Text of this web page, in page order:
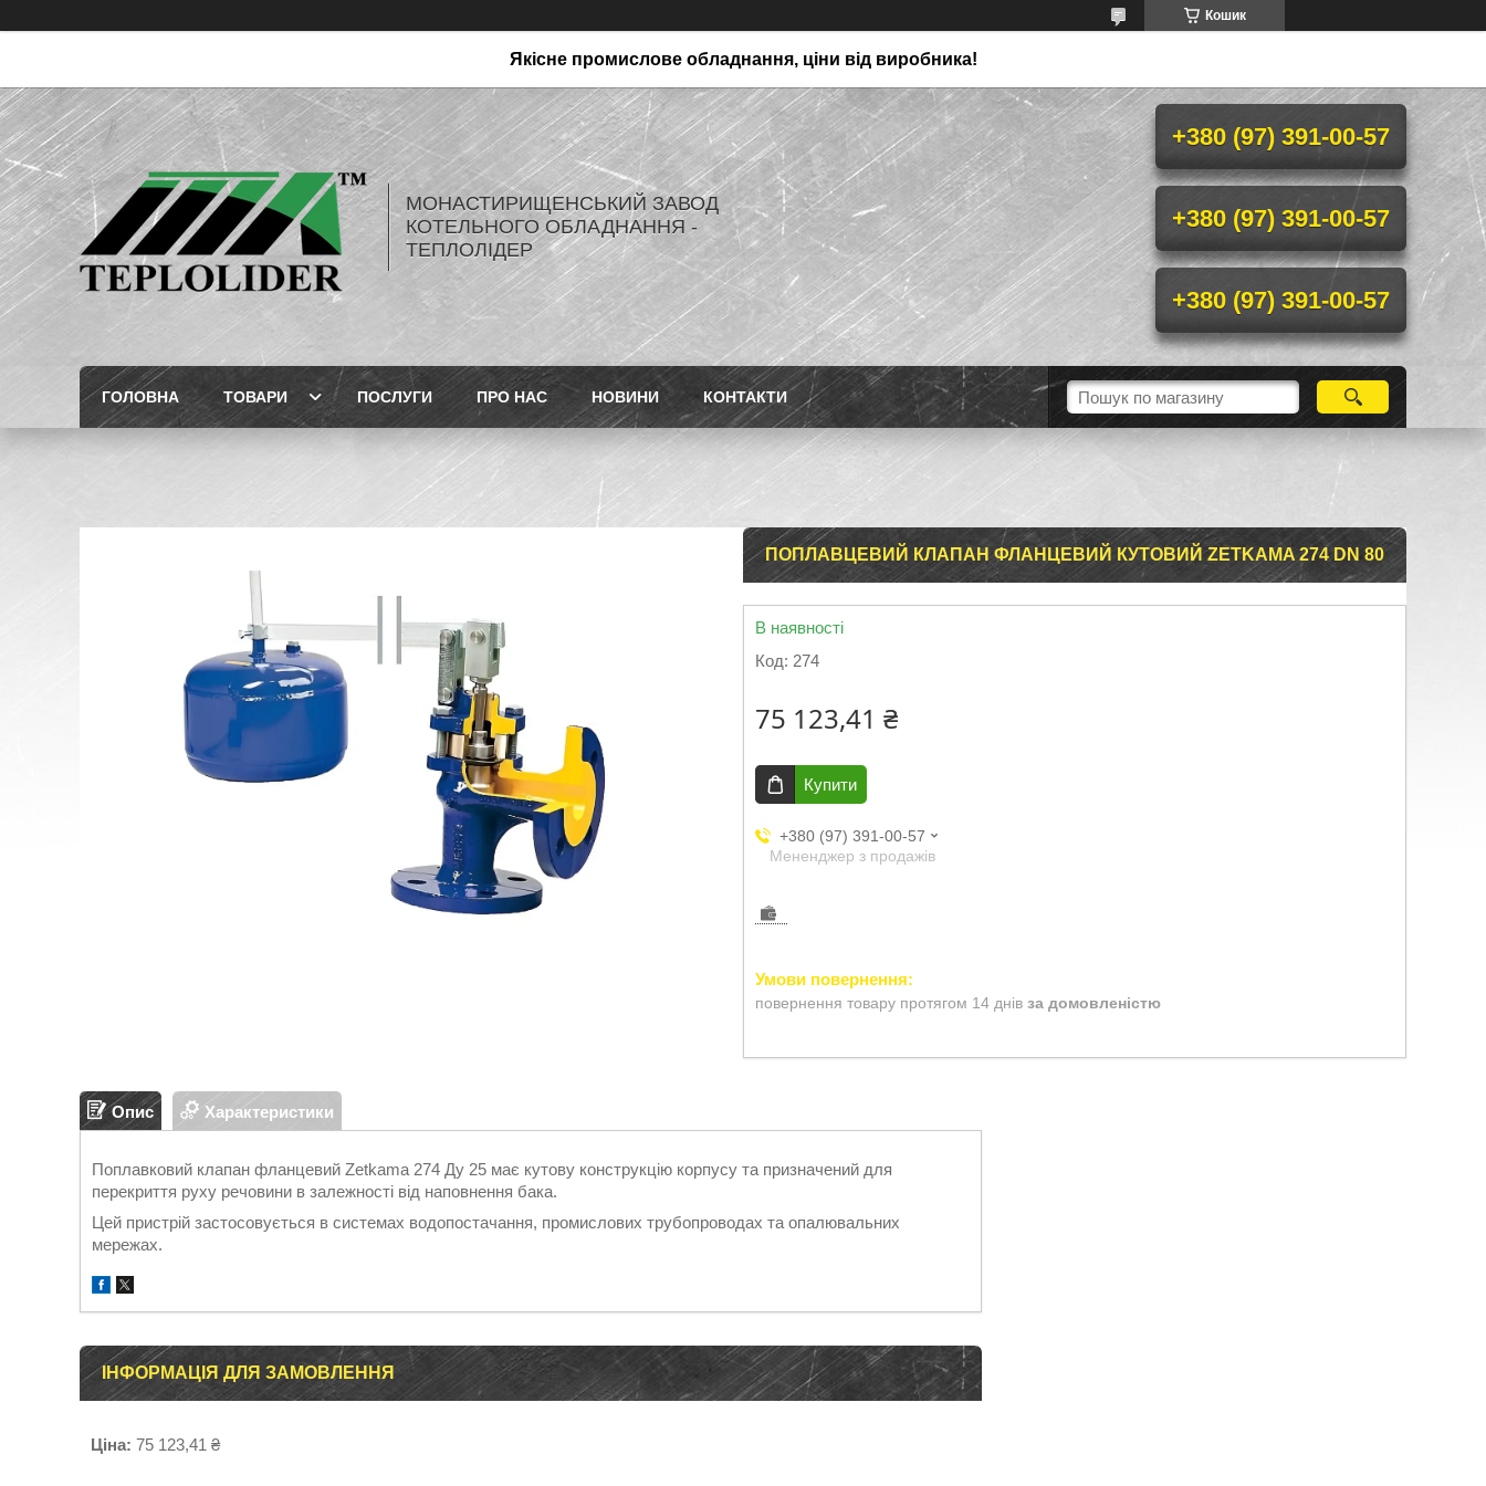
Кошик
Якісне промислове обладнання, ціни від виробника!
МОНАСТИРИЩЕНСЬКИЙ ЗАВОД
КОТЕЛЬНОГО ОБЛАДНАННЯ -
ТЕПЛОЛІДЕР
+380 (97) 391-00-57
+380 (97) 391-00-57
+380 (97) 391-00-57
ГОЛОВНА ТОВАРИ ПОСЛУГИ ПРО НАС НОВИНИ КОНТАКТИ
ПОПЛАВЦЕВИЙ КЛАПАН ФЛАНЦЕВИЙ КУТОВИЙ ZETKAMA 274 DN 80
В наявності
Код: 274
75 123,41 ₴
Купити
+380 (97) 391-00-57
Мененджер з продажів
повернення товару протягом 14 днів за домовленістю
Опис Характеристики
Поплавковий клапан фланцевий Zetkama 274 Ду 25 має кутову конструкцію корпусу та призначений для
перекриття руху речовини в залежності від наповнення бака.
Цей пристрій застосовується в системах водопостачання, промислових трубопроводах та опалювальних
мережах.
ІНФОРМАЦІЯ ДЛЯ ЗАМОВЛЕННЯ
Ціна: 75 123,41 ₴